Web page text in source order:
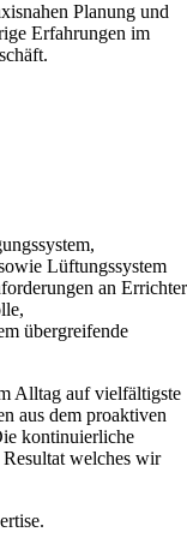
Planung und
Erfahrungen im
Lüftungssystem
an Errichter
übergreifende
Alltag auf vielfältigste
aus dem proaktiven
kontinuierliche
welches wir